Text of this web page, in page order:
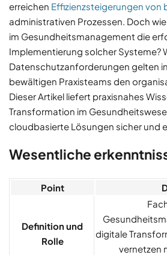
erreichen Effizienzsteigerungen von
administrativen Prozessen. Doch
im Gesundheitsmanagement die
Implementierung solcher Systeme?
Datenschutzanforderungen gelten
bewältigen Praxisteams den
Dieser Artikel liefert praxisnahes
Transformation im
cloudbasierte Lösungen sicher und
Wesentliche
Point
Definition und
Rolle
digitale
vernetzen